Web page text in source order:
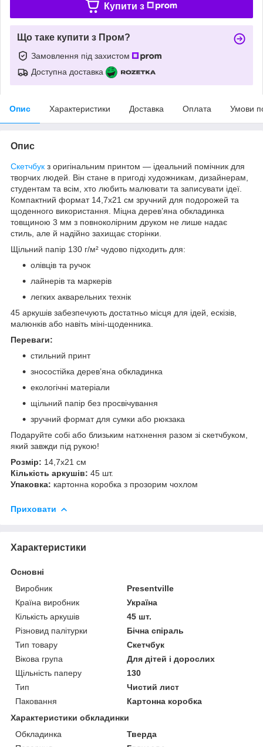
Купити з
Що таке купити з Пром?
Замовлення під захистом
Доступна доставка
Опис Характеристики Доставка Оплата Умови
Опис
Скетчбук з оригінальним принтом — ідеальний помічник для
творчих людей. Він стане в пригоді художникам, дизайнерам,
студентам та всім, хто любить малювати та записувати ідеї.
Компактний формат 14,7х21 см зручний для подорожей та
щоденного використання. Міцна дерев’яна обкладинка
товщиною 3 мм з повноколірним друком не лише надає
стиль, але й надійно захищає сторінки.
Щільний папір 130 г/м² чудово підходить для:
олівців та ручок
лайнерів та маркерів
легких акварельних технік
45 аркушів забезпечують достатньо місця для ідей, ескізів,
малюнків або навіть міні-щоденника.
Переваги:
стильний принт
зносостійка дерев’яна обкладинка
екологічні матеріали
щільний папір без просвічування
зручний формат для сумки або рюкзака
Подаруйте собі або близьким натхнення разом зі скетчбуком,
який завжди під рукою!
Розмір: 14,7х21 см
Кількість аркушів: 45 шт.
Упаковка: картонна коробка з прозорим чохлом
Приховати
Характеристики
Основні
Виробник
Presentville
Країна виробник
Україна
Кількість аркушів
45 шт.
Різновид палітурки
Бічна спіраль
Тип товару
Скетчбук
Вікова група
Для дітей і дорослих
Щільність паперу
130
Тип
Чистий лист
Паковання
Картонна коробка
Характеристики обкладинки
Обкладинка
Тверда